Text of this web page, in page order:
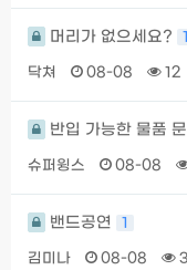
머리가 없으세요? 1
닥쳐 08-08 12
반입 가능한 물품 문
슈퍼윙스 08-08
밴드공연 1
김미나 08-08 3